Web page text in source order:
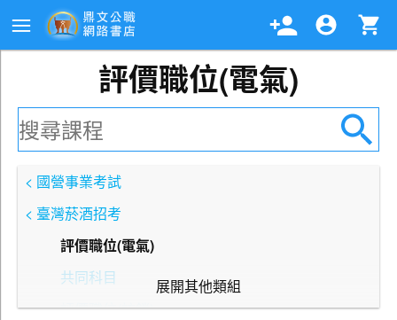
評價職位(電氣)
< 國營事業考試
< 臺灣菸酒招考
評價職位(電氣)
共同科目
評價職位(訪銷)
展開其他類組